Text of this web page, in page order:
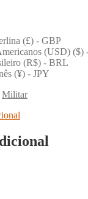
(£) - GBP
(USD) ($)
(R$) - BRL
(¥) - JPY
Militar